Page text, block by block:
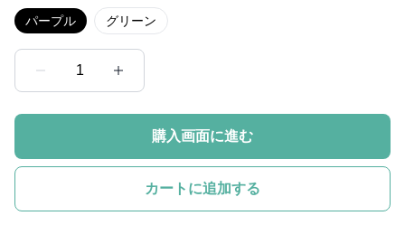
パープル グリーン
1
購入画面に進む
カートに追加する